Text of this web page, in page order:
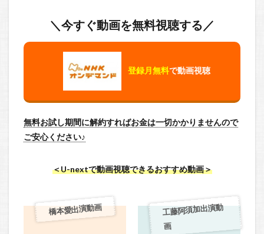
＼今すぐ動画を無料視聴する／
登録月無料で動画視聴
無料お試し期間に解約すればお金は一切かかりませんので
ご安心ください♪
＜U-nextで動画視聴できるおすすめ動画＞
橋本愛出演動画 工藤阿須加出演動
画